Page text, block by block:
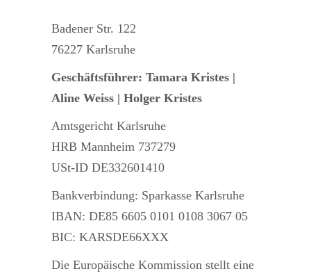
Badener Str. 122
76227 Karlsruhe
Geschäftsführer: Tamara Kristes |
Aline Weiss | Holger Kristes
Amtsgericht Karlsruhe
HRB Mannheim 737279
USt-ID DE332601410
Bankverbindung: Sparkasse Karlsruhe
IBAN: DE85 6605 0101 0108 3067 05
BIC: KARSDE66XXX
Die Europäische Kommission stellt eine